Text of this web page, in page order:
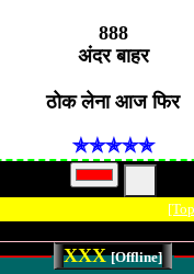
888
अंदर बाहर
✯✯✯✯✯
XXX [Offline]